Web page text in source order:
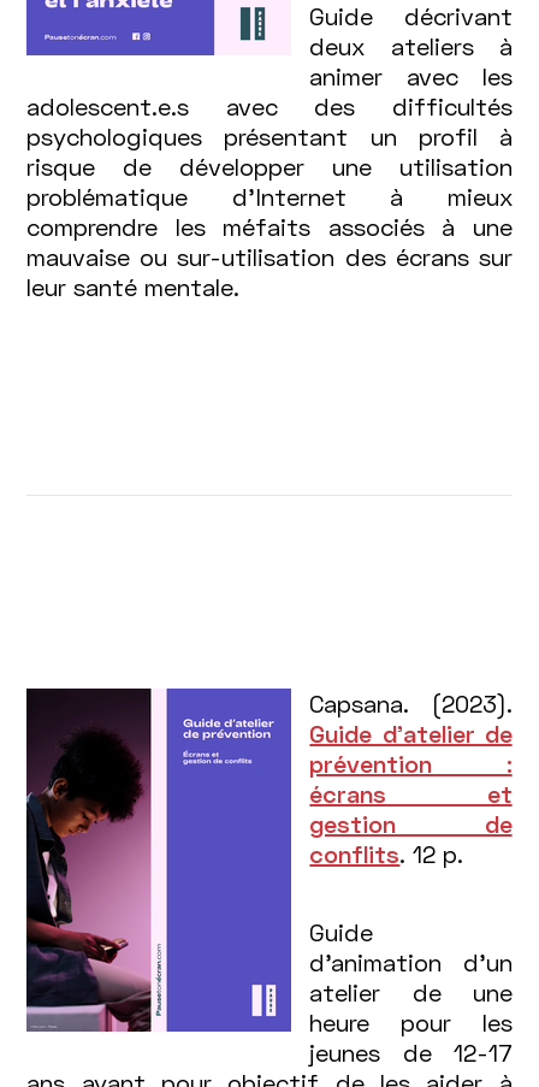
Guide décrivant
deux ateliers à
animer avec les
adolescent.e.s avec des difficultés
psychologiques présentant un profil à
risque de développer une utilisation
problématique d’Internet à mieux
comprendre les méfaits associés à une
mauvaise ou sur-utilisation des écrans sur
leur santé mentale.
Capsana. (2023).
Guide d’atelier de
prévention :
écrans et
gestion de
conflits. 12 p.
Guide
d’animation d’un
atelier de une
heure pour les
jeunes de 12-17